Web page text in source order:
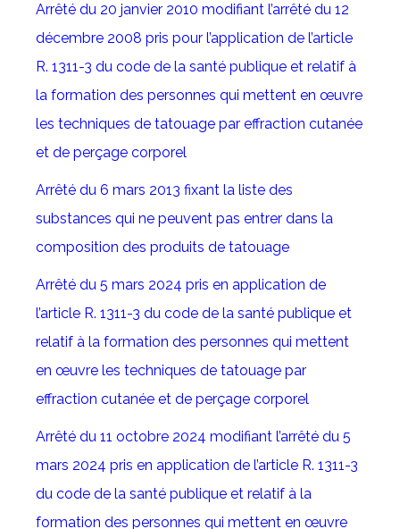
Arrêté du 20 janvier 2010 modifiant l’arrêté du 12
décembre 2008 pris pour l’application de l’article
R. 1311-3 du code de la santé publique et relatif à
la formation des personnes qui mettent en œuvre
les techniques de tatouage par effraction cutanée
et de perçage corporel
Arrêté du 6 mars 2013 fixant la liste des
substances qui ne peuvent pas entrer dans la
composition des produits de tatouage
Arrêté du 5 mars 2024 pris en application de
l’article R. 1311-3 du code de la santé publique et
relatif à la formation des personnes qui mettent
en œuvre les techniques de tatouage par
effraction cutanée et de perçage corporel
Arrêté du 11 octobre 2024 modifiant l’arrêté du 5
mars 2024 pris en application de l’article R. 1311-3
du code de la santé publique et relatif à la
formation des personnes qui mettent en œuvre